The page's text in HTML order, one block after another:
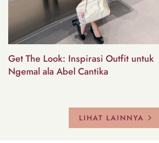
Get The Look: Inspirasi Outfit untuk
Ngemal ala Abel Cantika
LIHAT LAINNYA